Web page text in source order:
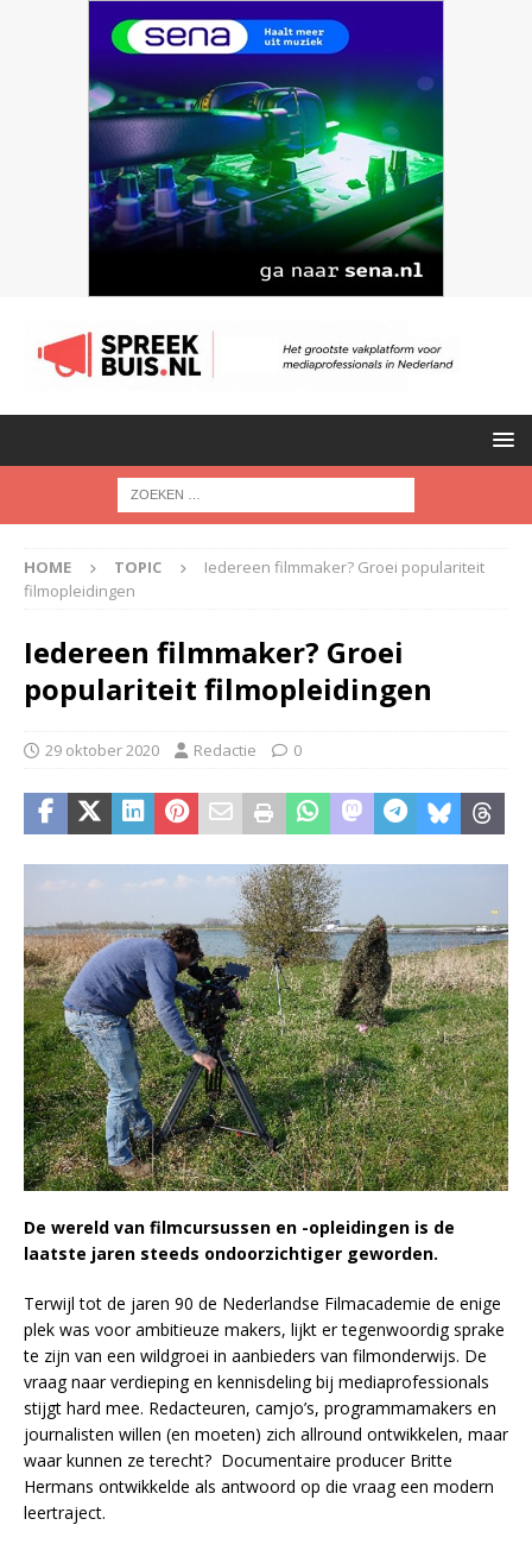
HOME TOPIC
Iedereen filmmaker? Groei populariteit
filmopleidingen
Iedereen filmmaker? Groei
populariteit filmopleidingen
29 oktober 2020 Redactie 0
De wereld van filmcursussen en -opleidingen is de
laatste jaren steeds ondoorzichtiger geworden.
Terwijl tot de jaren 90 de Nederlandse Filmacademie de enige
plek was voor ambitieuze makers, lijkt er tegenwoordig sprake
te zijn van een wildgroei in aanbieders van filmonderwijs. De
vraag naar verdieping en kennisdeling bij mediaprofessionals
stijgt hard mee. Redacteuren, camjo’s, programmamakers en
journalisten willen (en moeten) zich allround ontwikkelen, maar
waar kunnen ze terecht? Documentaire producer Britte
Hermans ontwikkelde als antwoord op die vraag een modern
leertraject.